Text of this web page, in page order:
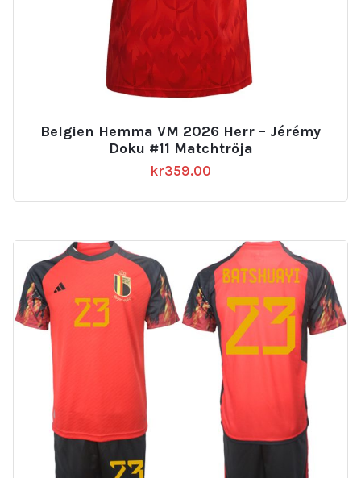
Belgien Hemma VM 2026 Herr – Jérémy
Doku #11 Matchtröja
kr359.00